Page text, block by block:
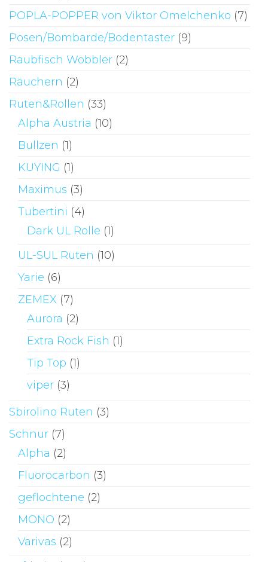
POPLA-POPPER von Viktor Omelchenko (7)
Posen/Bombarde/Bodentaster (9)
Raubfisch Wobbler (2)
Räuchern (2)
Ruten&Rollen (33)
Alpha Austria (10)
Bullzen (1)
KUYING (1)
Maximus (3)
Tubertini (4)
Dark UL Rolle (1)
UL-SUL Ruten (10)
Yarie (6)
ZEMEX (7)
Aurora (2)
Extra Rock Fish (1)
Tip Top (1)
viper (3)
Sbirolino Ruten (3)
Schnur (7)
Alpha (2)
Fluorocarbon (3)
geflochtene (2)
MONO (2)
Varivas (2)